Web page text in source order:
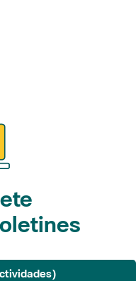
media es de 0 estrellas de